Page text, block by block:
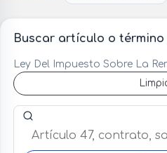
Buscar artículo o término
Ley Del Impuesto Sobre La
Buscar artículo o término